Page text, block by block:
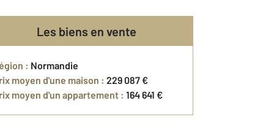
Les biens en vente
: Normandie
moyen d'une maison : 229 087 €
moyen d'un appartement : 164 641 €